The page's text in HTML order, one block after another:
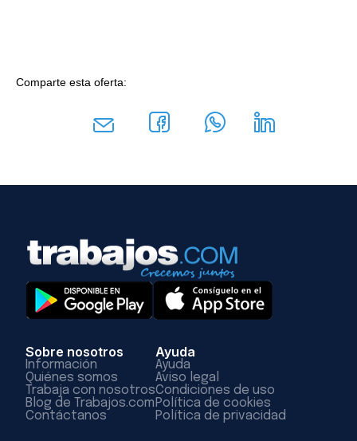
Comparte esta oferta:
Sobre nosotros
Información
Quiénes somos
Trabaja con nosotros
Blog de Trabajos.com
Contáctanos
Ayuda
Ayuda
Aviso legal
Condiciones de uso
Política de cookies
Política de privacidad